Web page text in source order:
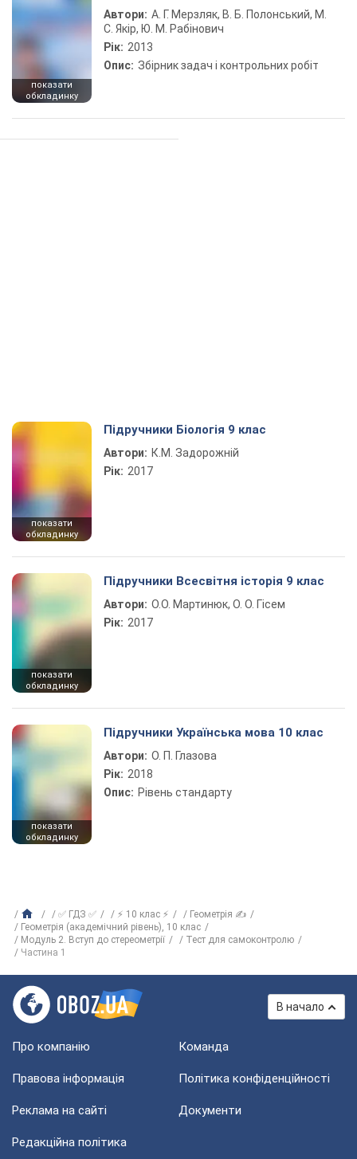
показати
обкладинку
Автори: А. Г. Мерзляк, В. Б. Полонський, М.
С. Якір, Ю. М. Рабінович
Рік: 2013
Опис: Збірник задач і контрольних робіт
показати
обкладинку
Підручники Біологія 9 клас
Автори: К.М. Задорожній
Рік: 2017
показати
обкладинку
Підручники Всесвітня історія 9 клас
Автори: О.О. Мартинюк, О. О. Гісем
Рік: 2017
показати
обкладинку
Підручники Українська мова 10 клас
Автори: О. П. Глазова
Рік: 2018
Опис: Рівень стандарту
✅ ГДЗ ✅ ⚡ 10 клас ⚡
Геометрія ✍
Геометрія (академічний рівень), 10 клас
Модуль 2. Вступ до стереометрії
Тест для самоконтролю
Частина 1
В начало
Про компанію Команда
Правова інформація Політика конфіденційності
Реклама на сайті Документи
Редакційна політика